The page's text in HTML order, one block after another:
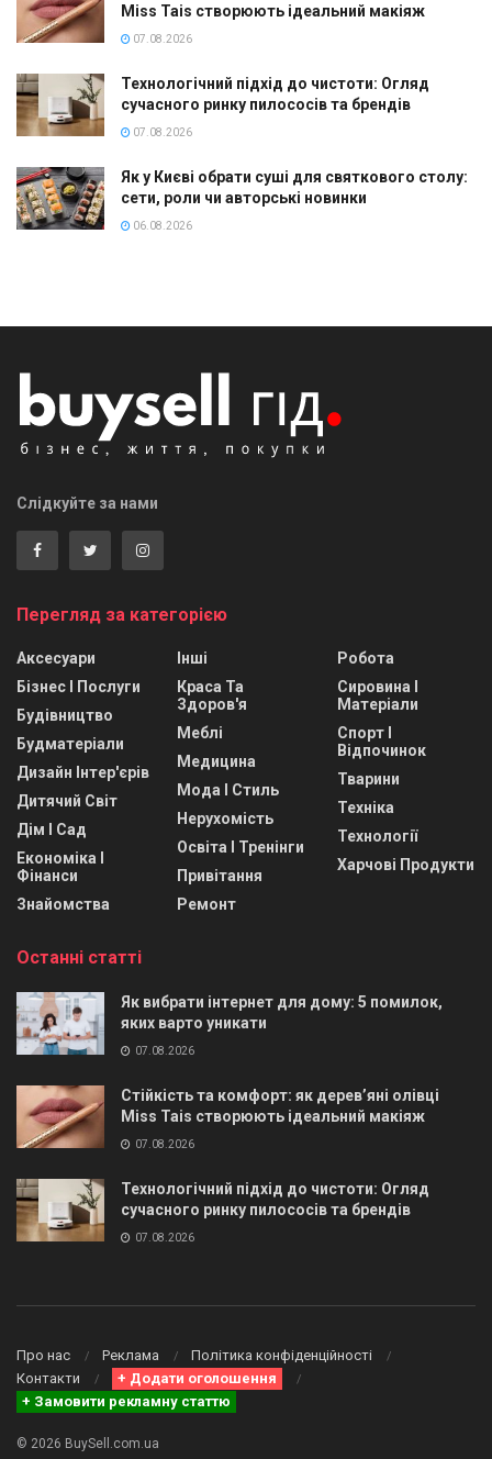
Miss Tais створюють ідеальний макіяж
07.08.2026
Технологічний підхід до чистоти: Огляд
сучасного ринку пилососів та брендів
07.08.2026
Як у Києві обрати суші для святкового столу:
сети, роли чи авторські новинки
06.08.2026
Слідкуйте за нами
Перегляд за категорією
Аксесуари
Бізнес І Послуги
Будівництво
Будматеріали
Дизайн Інтер'єрів
Дитячий Світ
Дім І Сад
Економіка І
Фінанси
Знайомства
Інші
Краса Та
Здоров'я
Меблі
Медицина
Мода І Стиль
Нерухомість
Освіта І Тренінги
Привітання
Ремонт
Робота
Сировина І
Матеріали
Спорт І
Відпочинок
Тварини
Техніка
Технології
Харчові Продукти
Останні статті
Як вибрати інтернет для дому: 5 помилок,
яких варто уникати
07.08.2026
Стійкість та комфорт: як дерев’яні олівці
Miss Tais створюють ідеальний макіяж
07.08.2026
Технологічний підхід до чистоти: Огляд
сучасного ринку пилососів та брендів
07.08.2026
Про нас Реклама
Політика конфіденційності
Контакти
+ Додати оголошення
+ Замовити рекламну статтю
© 2026 BuySell.com.ua